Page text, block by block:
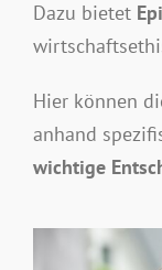
Dazu bietet
Hier können
anhand
wichtige